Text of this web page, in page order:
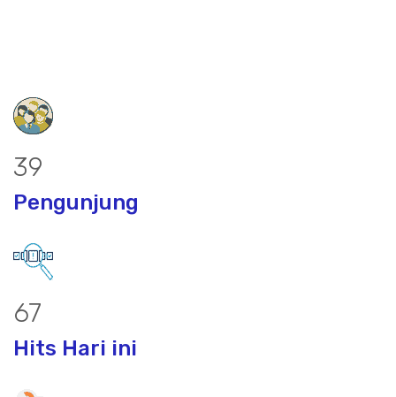
53
Pengunjung
89
Hits Hari ini